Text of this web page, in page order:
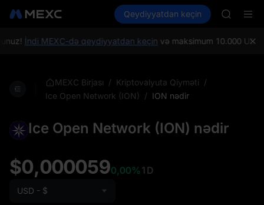
Bazarlar Spot Futures SPCX
Qeydiyyatdan keçin
AAOI
İndi MEXC-də qeydiyyatdan keçinvə maksimum 10.000
MEXC Birjası / Kriptovalyuta Qiyməti /
Ice Open Network (ION)
/ ION nədir
Ice Open Network (ION) nədir
$0,0000590,00% 1D
USD - $